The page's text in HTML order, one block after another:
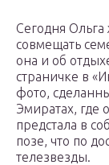
Сегодня Ольга
совмещать
она и об
страничке в
фото,
Эмиратах, где
предстала в
позе, что по
телезвезды.